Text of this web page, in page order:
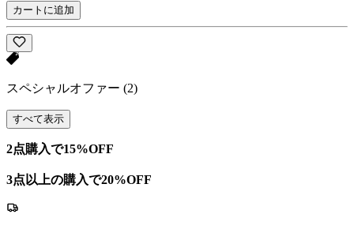
カートに追加
スペシャルオファー (2)
すべて表示
2点購入で15%OFF
3点以上の購入で20%OFF